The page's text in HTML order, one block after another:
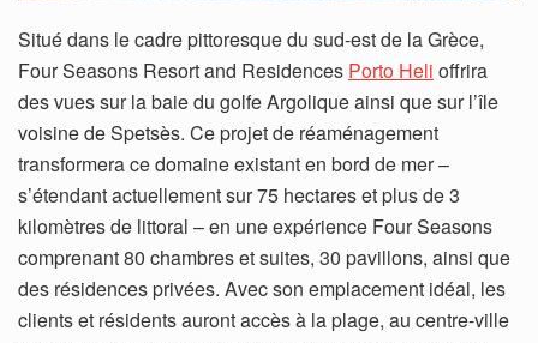
Situé dans le cadre pittoresque du sud-est de la Grèce,
Four Seasons Resort and Residences Porto Heli offrira
des vues sur la baie du golfe Argolique ainsi que sur l’île
voisine de Spetsès. Ce projet de réaménagement
transformera ce domaine existant en bord de mer –
s’étendant actuellement sur 75 hectares et plus de 3
kilomètres de littoral – en une expérience Four Seasons
comprenant 80 chambres et suites, 30 pavillons, ainsi que
des résidences privées. Avec son emplacement idéal, les
clients et résidents auront accès à la plage, au centre-ville